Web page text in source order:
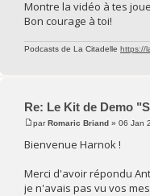
Montre la vidéo à tes
Bon courage à toi!
Podcasts de La Citadelle https://
Re: Le Kit de Demo
parRomaric Briand » 06 Jan
Bienvenue Harnok !
Merci d'avoir répondu
je n'avais pas vu vos